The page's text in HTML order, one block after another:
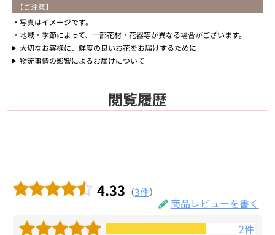
【ご注意】
写真はイメージです。
地域・季節によって、一部花材・花器等が異なる場合がございます。
大切なお客様に、鮮度の良いお花をお届けするために
物流事情の影響によるお届けについて
閲覧履歴
4.33 （3件）
商品レビューを書く
2件